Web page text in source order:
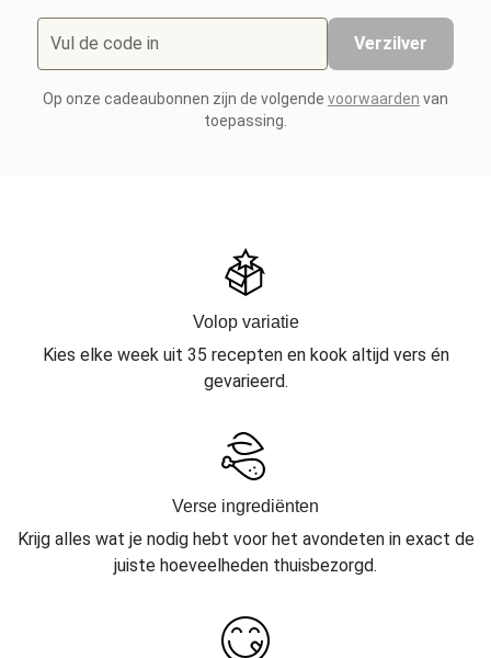
Vul de code in Verzilver
Op onze cadeaubonnen zijn de volgende voorwaarden van
toepassing.
Volop variatie
Kies elke week uit 35 recepten en kook altijd vers én
gevarieerd.
Verse ingrediënten
Krijg alles wat je nodig hebt voor het avondeten in exact de
juiste hoeveelheden thuisbezorgd.